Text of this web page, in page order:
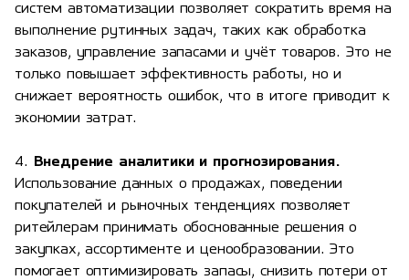
систем автоматизации позволяет сократить время на
выполнение рутинных задач, таких как обработка
заказов, управление запасами и учёт товаров. Это не
только повышает эффективность работы, но и
снижает вероятность ошибок, что в итоге приводит к
экономии затрат.
4.
Внедрение аналитики и прогнозирования.
Использование данных о продажах, поведении
покупателей и рыночных тенденциях позволяет
ритейлерам принимать обоснованные решения о
закупках, ассортименте и ценообразовании. Это
помогает оптимизировать запасы, снизить потери от